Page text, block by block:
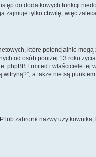
do dodatkowych funkcji
zajmuje tylko chwilę, więc
które potencjalnie
od osób poniżej 13 roku
phpBB Limited i właściciele tej
a także nie są
lub zabronił nazwy